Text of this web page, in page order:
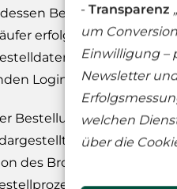
- Transparenz
um
Einwilligung –
Newsletter
welchen
über die
Bestellung in
erfolgt nicht. Sofern
auf der
Login-Daten
Bestellung über das
des Browsers sein, mit
so lange